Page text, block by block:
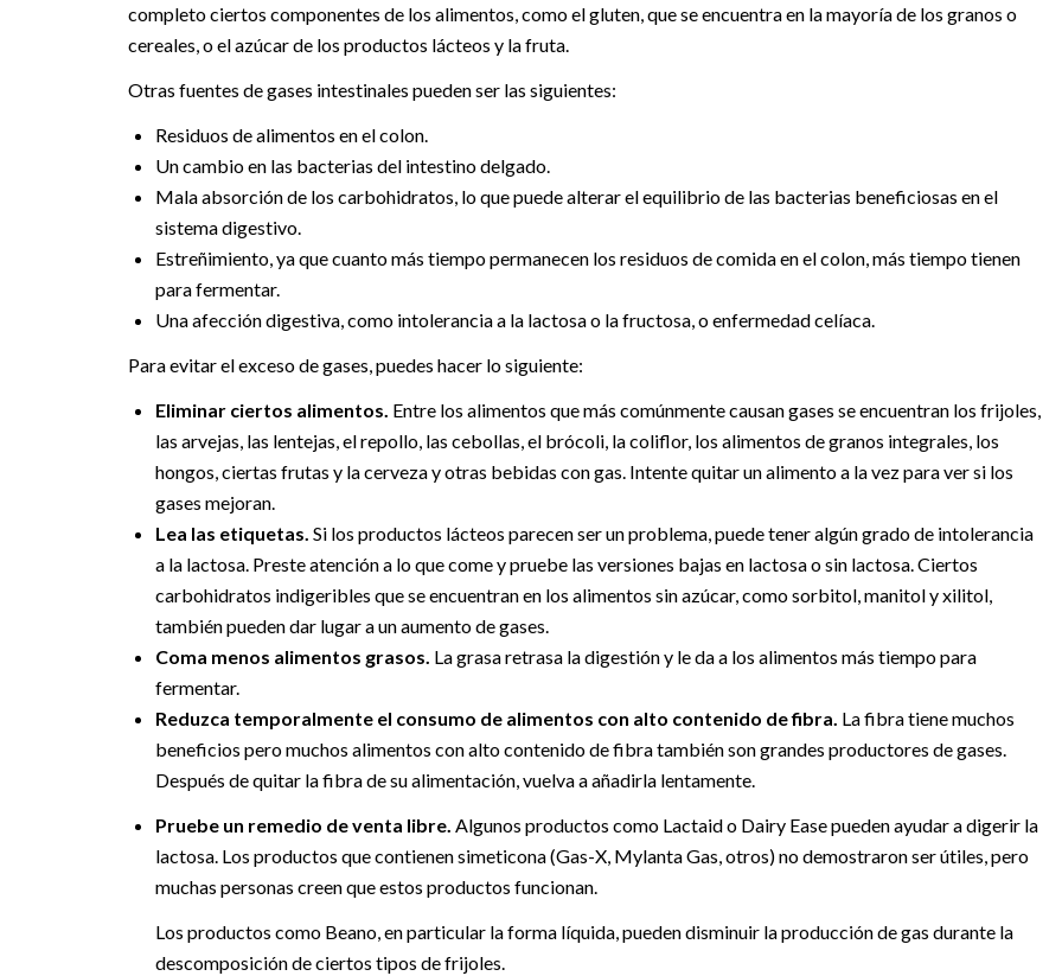
completo ciertos componentes de los alimentos, como el gluten, que se encuentra en la mayoría de los granos o
cereales, o el azúcar de los productos lácteos y la fruta.
Otras fuentes de gases intestinales pueden ser las siguientes:
Residuos de alimentos en el colon.
Un cambio en las bacterias del intestino delgado.
Mala absorción de los carbohidratos, lo que puede alterar el equilibrio de las bacterias beneficiosas en el
sistema digestivo.
Estreñimiento, ya que cuanto más tiempo permanecen los residuos de comida en el colon, más tiempo tienen
para fermentar.
Una afección digestiva, como intolerancia a la lactosa o la fructosa, o enfermedad celíaca.
Para evitar el exceso de gases, puedes hacer lo siguiente:
Eliminar ciertos alimentos. Entre los alimentos que más comúnmente causan gases se encuentran los frijoles,
las arvejas, las lentejas, el repollo, las cebollas, el brócoli, la coliflor, los alimentos de granos integrales, los
hongos, ciertas frutas y la cerveza y otras bebidas con gas. Intente quitar un alimento a la vez para ver si los
gases mejoran.
Lea las etiquetas. Si los productos lácteos parecen ser un problema, puede tener algún grado de intolerancia
a la lactosa. Preste atención a lo que come y pruebe las versiones bajas en lactosa o sin lactosa. Ciertos
carbohidratos indigeribles que se encuentran en los alimentos sin azúcar, como sorbitol, manitol y xilitol,
también pueden dar lugar a un aumento de gases.
Coma menos alimentos grasos. La grasa retrasa la digestión y le da a los alimentos más tiempo para
fermentar.
Reduzca temporalmente el consumo de alimentos con alto contenido de fibra. La fibra tiene muchos
beneficios pero muchos alimentos con alto contenido de fibra también son grandes productores de gases.
Después de quitar la fibra de su alimentación, vuelva a añadirla lentamente.
Pruebe un remedio de venta libre. Algunos productos como Lactaid o Dairy Ease pueden ayudar a digerir la
lactosa. Los productos que contienen simeticona (Gas-X, Mylanta Gas, otros) no demostraron ser útiles, pero
muchas personas creen que estos productos funcionan.
Los productos como Beano, en particular la forma líquida, pueden disminuir la producción de gas durante la
descomposición de ciertos tipos de frijoles.